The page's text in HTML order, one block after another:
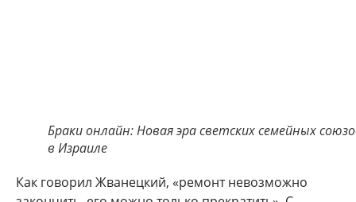
Браки онлайн: Новая эра светских семейных
в Израиле
Как говорил Жванецкий, «ремонт невозможно